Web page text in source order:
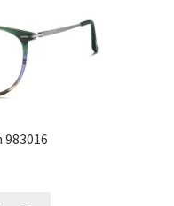
983016